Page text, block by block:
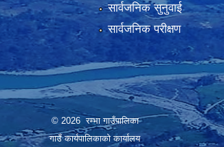
सार्वजनिक सुनुवाई
सार्वजनिक परीक्षण
© 2026 रम्भा गाउँपालिका
गाउँ कार्यपालिकाको कार्यालय